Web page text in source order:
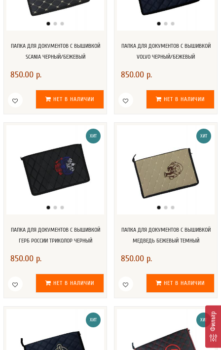
Фильтр
ПАПКА ДЛЯ ДОКУМЕНТОВ С ВЫШИВКОЙ
SCANIA ЧЕРНЫЙ/БЕЖЕВЫЙ
850.00 р.
НЕТ В НАЛИЧИИ
ПАПКА ДЛЯ ДОКУМЕНТОВ С ВЫШИВКОЙ
VOLVO ЧЕРНЫЙ/БЕЖЕВЫЙ
850.00 р.
НЕТ В НАЛИЧИИ
ХИТ
ПАПКА ДЛЯ ДОКУМЕНТОВ С ВЫШИВКОЙ
ГЕРБ РОССИИ ТРИКОЛОР ЧЕРНЫЙ
850.00 р.
НЕТ В НАЛИЧИИ
ХИТ
ПАПКА ДЛЯ ДОКУМЕНТОВ С ВЫШИВКОЙ
МЕДВЕДЬ БЕЖЕВЫЙ ТЕМНЫЙ
850.00 р.
НЕТ В НАЛИЧИИ
ХИТ ХИТ